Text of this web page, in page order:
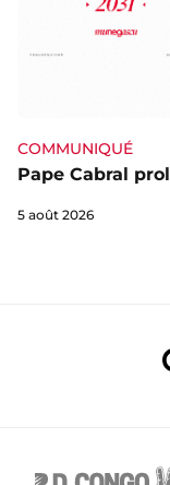
COMMUNIQUÉ
Pape Cabral
5 août 2026